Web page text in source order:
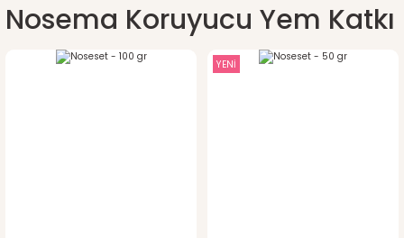
Nosema Koruyucu Yem Katkı
YENİ